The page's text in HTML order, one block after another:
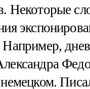
Некоторые